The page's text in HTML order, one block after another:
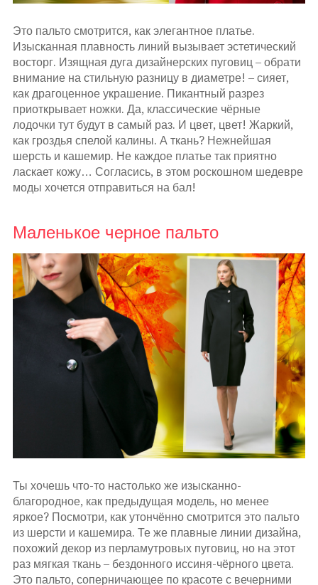
Это пальто смотрится, как элегантное платье.
Изысканная плавность линий вызывает эстетический
восторг. Изящная дуга дизайнерских пуговиц – обрати
внимание на стильную разницу в диаметре! – сияет,
как драгоценное украшение. Пикантный разрез
приоткрывает ножки. Да, классические чёрные
лодочки тут будут в самый раз. И цвет, цвет! Жаркий,
как гроздья спелой калины. А ткань? Нежнейшая
шерсть и кашемир. Не каждое платье так приятно
ласкает кожу… Согласись, в этом роскошном шедевре
моды хочется отправиться на бал!
Маленькое черное пальто
Ты хочешь что-то настолько же изысканно-
благородное, как предыдущая модель, но менее
яркое? Посмотри, как утончённо смотрится это пальто
из шерсти и кашемира. Те же плавные линии дизайна,
похожий декор из перламутровых пуговиц, но на этот
раз мягкая ткань – бездонного иссиня-чёрного цвета.
Это пальто, соперничающее по красоте с вечерними